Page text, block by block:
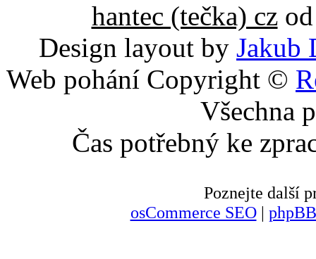
hantec (tečka) czod
Design layout by Jakub
Web pohání Copyright ©
Všechna
Čas potřebný ke
Poznejte další
osCommerce SEO|